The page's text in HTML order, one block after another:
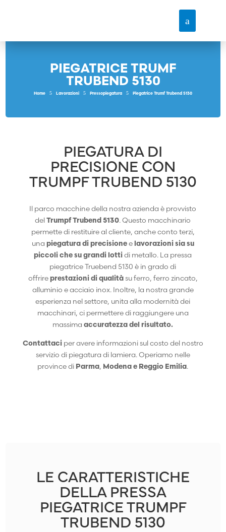
PIEGATRICE TRUMF
TRUBEND 5130
Home 5 Lavorazioni 5 Pressopiegatura 5 Piegatrice Trumf Trubend 5130
PIEGATURA DI
PRECISIONE CON
TRUMPF TRUBEND 5130
Il parco macchine della nostra azienda è provvisto
delTrumpf Trubend 5130. Questo macchinario
permette di restituire al cliente, anche conto terzi,
una piegatura di precisioneelavorazioni sia su
piccoli che su grandi lottidi metallo. La pressa
piegatrice Truebend 5130 è in grado di
offrireprestazioni di qualitàsu ferro, ferro zincato,
alluminio e acciaio inox. Inoltre, la nostra grande
esperienza nel settore, unita alla modernità dei
macchinari, ci permettere di raggiungere una
massima accuratezza del risultato.
Contattaci per avere informazioni sul costo del nostro
servizio di piegatura di lamiera. Operiamo nelle
province di Parma, Modena e Reggio Emilia.
LE CARATTERISTICHE
DELLA PRESSA
PIEGATRICE TRUMPF
TRUBEND 5130